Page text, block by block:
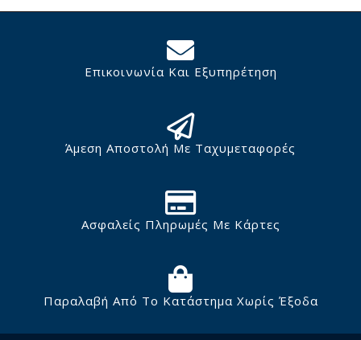
Επικοινωνία Και Εξυπηρέτηση
Άμεση Αποστολή Με Ταχυμεταφορές
Ασφαλείς Πληρωμές Με Κάρτες
Παραλαβή Από Το Κατάστημα Χωρίς Έξοδα